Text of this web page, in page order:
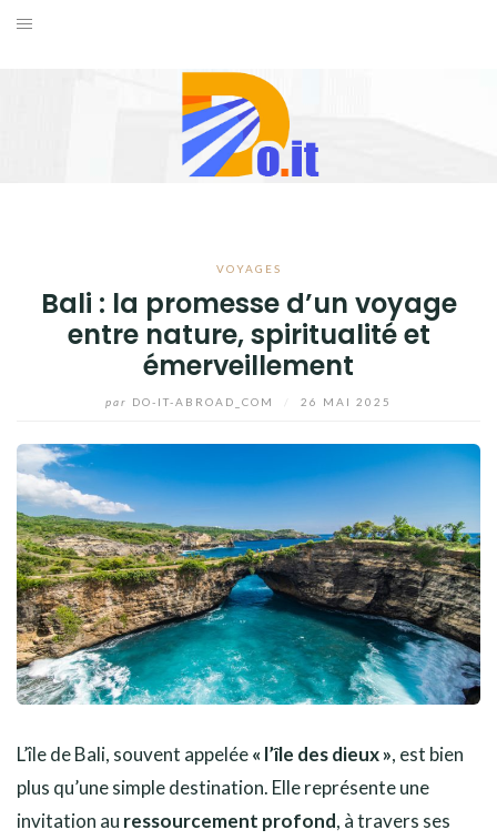
Aller
VOYAGES
Bali : la promesse d’un voyage
entre nature, spiritualité et
émerveillement
par DO-IT-ABROAD_COM 26 MAI 2025
L’île de Bali, souvent appelée« l’île des dieux », est bien
plus qu’une simple destination. Elle représente une
invitation au ressourcement profond, à travers ses